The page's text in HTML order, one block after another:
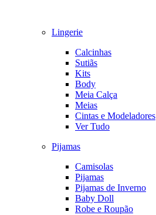
Lingerie
Calcinhas
Sutiãs
Kits
Body
Meia Calça
Meias
Cintas e Modeladores
Ver Tudo
Pijamas
Camisolas
Pijamas
Pijamas de Inverno
Baby Doll
Robe e Roupão